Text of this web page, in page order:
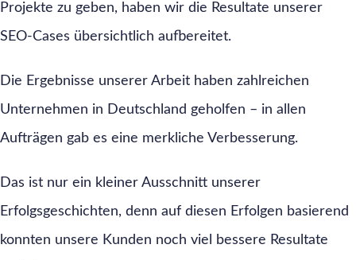
Projekte zu geben, haben wir die Resultate unserer
SEO-Cases übersichtlich aufbereitet.
Die Ergebnisse unserer Arbeit haben zahlreichen
Unternehmen in Deutschland geholfen – in allen
Aufträgen gab es eine merkliche Verbesserung.
Das ist nur ein kleiner Ausschnitt unserer
Erfolgsgeschichten, denn auf diesen Erfolgen basierend
konnten unsere Kunden noch viel bessere Resultate